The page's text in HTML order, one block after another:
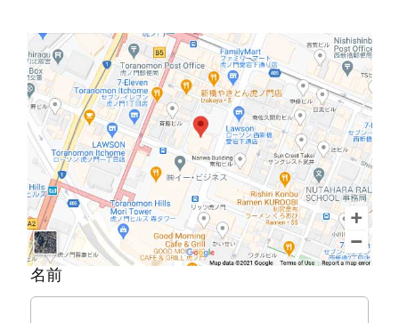
Leave
this
名前